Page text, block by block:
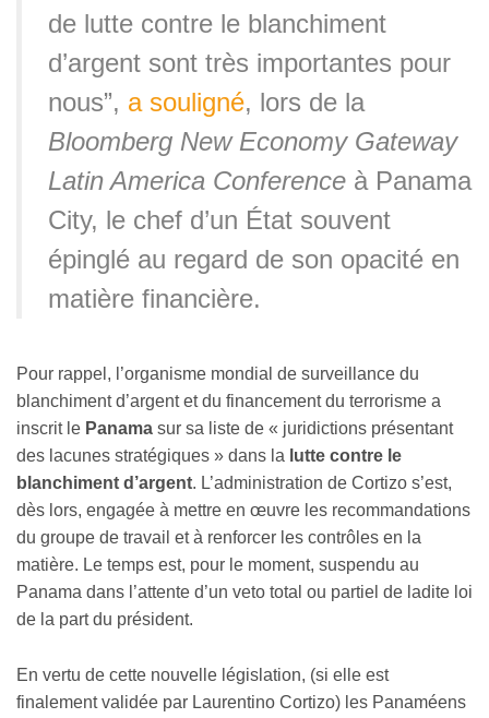
de lutte contre le blanchiment
d’argent sont très importantes pour
nous”, a souligné, lors de la
Bloomberg New Economy Gateway
Latin America Conference à Panama
City, le chef d’un État souvent
épinglé au regard de son opacité en
matière financière.
Pour rappel, l’organisme mondial de surveillance du
blanchiment d’argent et du financement du terrorisme a
inscrit le Panama sur sa liste de « juridictions présentant
des lacunes stratégiques » dans la lutte contre le
blanchiment d’argent. L’administration de Cortizo s’est,
dès lors, engagée à mettre en œuvre les recommandations
du groupe de travail et à renforcer les contrôles en la
matière. Le temps est, pour le moment, suspendu au
Panama dans l’attente d’un veto total ou partiel de ladite loi
de la part du président.
En vertu de cette nouvelle législation, (si elle est
finalement validée par Laurentino Cortizo) les Panaméens